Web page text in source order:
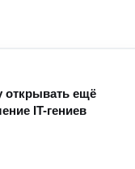
открывать ещё
IT-гениев